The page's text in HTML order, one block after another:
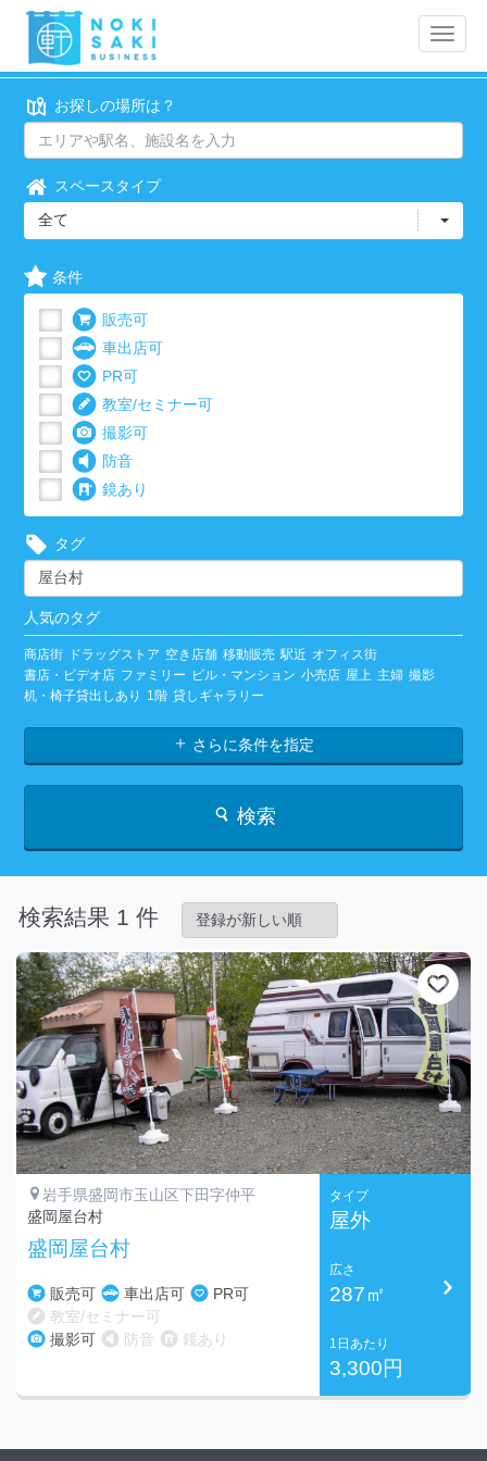
Toggle
お探しの場所は？
スペースタイプ
全て
条件
販売可
車出店可
PR可
教室/セミナー可
撮影可
防音
鏡あり
タグ
人気のタグ
商店街 ドラッグストア 空き店舗 移動販売 駅近 オフィス街
書店・ビデオ店 ファミリー ビル・マンション 小売店 屋上 主婦 撮影
机・椅子貸出しあり
1階 貸しギャラリー
さらに条件を指定
検索
検索結果 1 件
岩手県盛岡市玉山区下田字仲平
盛岡屋台村
盛岡屋台村
販売可 車出店可
PR可
教室/セミナー可
撮影可
防音 鏡あり
タイプ
屋外
広さ
287㎡
1日あたり
3,300円